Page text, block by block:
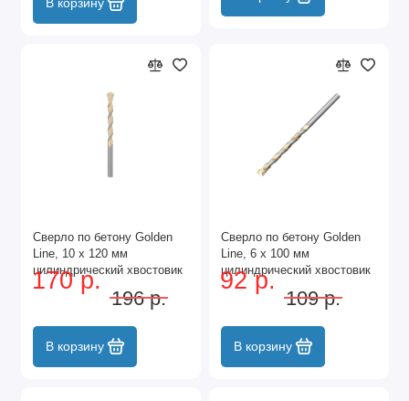
Сверло по бетону Golden
Line, 10 х 120 мм
цилиндрический хвостовик
Matrix
170 р.
196 р.
В корзину
Сверло по бетону Golden
Line, 6 х 100 мм
цилиндрический хвостовик
Matrix
92 р.
109 р.
В корзину